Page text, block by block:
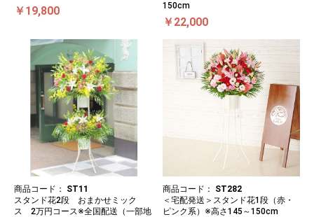
￥19,800
150cm
￥22,000
商品コード： ST11
スタンド花2段 おまかせミック
ス 2万円コース※全国配送（一部地
商品コード： ST282
＜宅配発送＞スタンド花1段（赤・
ピンク系）※高さ145～150cm